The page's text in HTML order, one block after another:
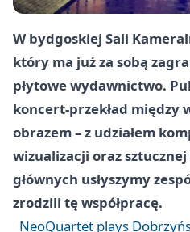
W bydgoskiej Sali
który ma już za sobą
płytowe wydawnictwo.
koncert-przekład między
obrazem – z udziałem
wizualizacji oraz
głównych usłyszymy
zrodzili tę współpracę.
NeoQuartet plays